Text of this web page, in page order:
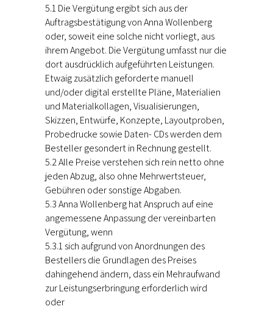
5.1 Die Vergütung ergibt sich aus der
Auftragsbestätigung von Anna Wollenberg
oder, soweit eine solche nicht vorliegt, aus
ihrem Angebot. Die Vergütung umfasst nur die
dort ausdrücklich aufgeführten Leistungen.
Etwaig zusätzlich geforderte manuell
und/oder digital erstellte Pläne, Materialien
und Materialkollagen, Visualisierungen,
Skizzen, Entwürfe, Konzepte, Layoutproben,
Probedrucke sowie Daten- CDs werden dem
Besteller gesondert in Rechnung gestellt.
5.2 Alle Preise verstehen sich rein netto ohne
jeden Abzug, also ohne Mehrwertsteuer,
Gebühren oder sonstige Abgaben.
5.3 Anna Wollenberg hat Anspruch auf eine
angemessene Anpassung der vereinbarten
Vergütung, wenn
5.3.1 sich aufgrund von Anordnungen des
Bestellers die Grundlagen des Preises
dahingehend ändern, dass ein Mehraufwand
zur Leistungserbringung erforderlich wird
oder